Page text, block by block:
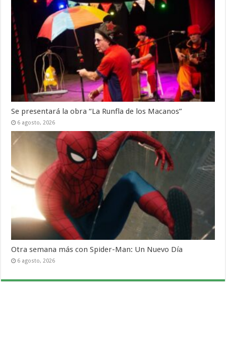
Se presentará la obra “La Runfla de los Macanos”
6 agosto, 2026
Otra semana más con Spider-Man: Un Nuevo Día
6 agosto, 2026